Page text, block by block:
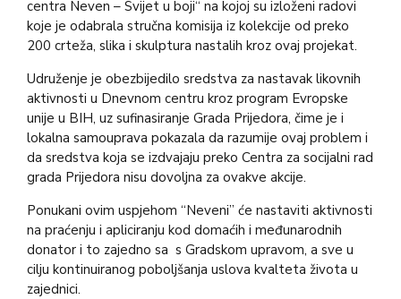
centra Neven – Svijet u boji“ na kojoj su izloženi radovi
koje je odabrala stručna komisija iz kolekcije od preko
200 crteža, slika i skulptura nastalih kroz ovaj projekat.
Udruženje je obezbijedilo sredstva za nastavak likovnih
aktivnosti u Dnevnom centru kroz program Evropske
unije u BIH, uz sufinasiranje Grada Prijedora, čime je i
lokalna samouprava pokazala da razumije ovaj problem i
da sredstva koja se izdvajaju preko Centra za socijalni rad
grada Prijedora nisu dovoljna za ovakve akcije.
Ponukani ovim uspjehom “Neveni” će nastaviti aktivnosti
na praćenju i apliciranju kod domaćih i međunarodnih
donator i to zajedno sa s Gradskom upravom, a sve u
cilju kontinuiranog poboljšanja uslova kvalteta života u
zajednici.